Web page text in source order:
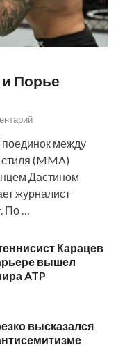
и Порье
поединок между
(MMA)
Дастином
журналист
…
Карацев
вышел
ATP
высказался